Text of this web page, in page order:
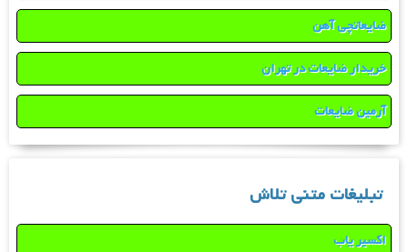
ضایعاتچی آهن
خریدار ضایعات در تهران
آرمین ضایعات
تبلیغات متنی تلاش
اکسیر یاب